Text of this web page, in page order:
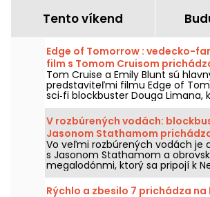
Tento víkend
Edge of Tomorrow : vedecko-
film s Tomom Cruisom
Netflixe
Tom Cruise a Emily Blunt sú
predstaviteľmi filmu Edge of
sci‑fi blockbuster Douga Limana,
dostupný na Netflixe už od 6.
V rozbúrených vodách:
Jasonom Stathamom
a HBO Max
Vo veľmi rozbúrených vodách je
s Jasonom Stathamom a
megalodónmi, ktorý sa pripojí k
HBO Max dňa 2. augusta 2026.
Rýchlo a zbesilo 7 prichádza na